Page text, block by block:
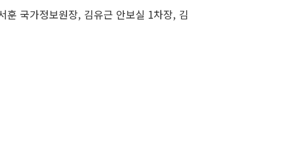
국가정보원장, 김유근 안보실 1차장, 김